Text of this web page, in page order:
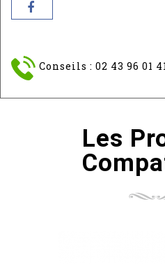
Conseils : 02 43 96 01
Les